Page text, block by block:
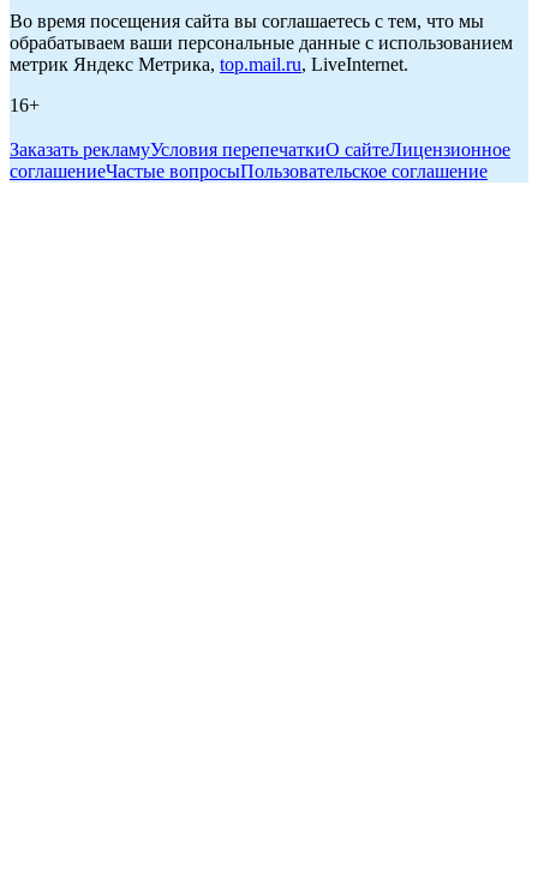
Во время посещения сайта вы соглашаетесь с тем, что мы
обрабатываем ваши персональные данные с использованием
метрик Яндекс Метрика, top.mail.ru, LiveInternet.
16+
Заказать рекламуУсловия перепечаткиО сайтеЛицензионное
соглашениеЧастые вопросыПользовательское соглашение